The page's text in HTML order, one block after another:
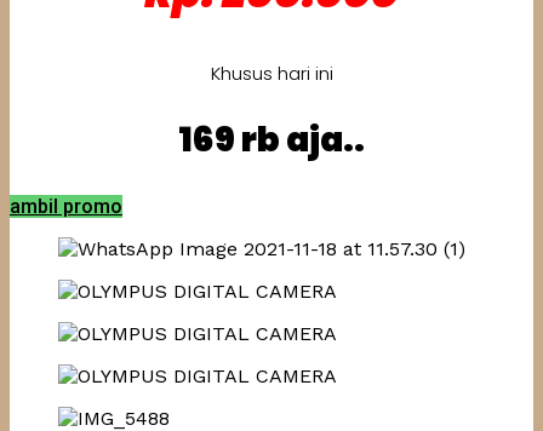
Khusus hari ini
169 rb aja..
ambil promo